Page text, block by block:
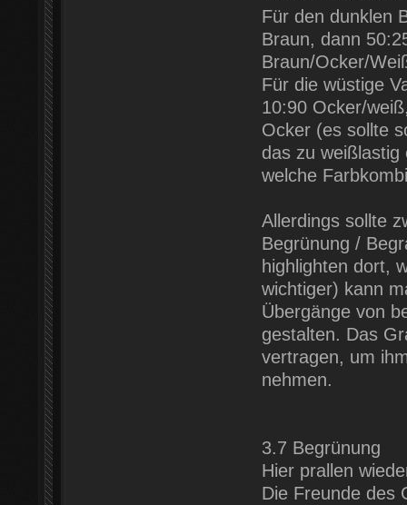
Für den dunklen
Braun, dann
Braun/Ocker/
Für die wüstige
10:90 Ocker/
Ocker (es sollte
das zu
welche
Allerdings sollte
Begrünung /
highlighten dort,
wichtiger) kann
Übergänge von
gestalten. Das
vertragen, um
nehmen.
3.7 Begrünung
Hier prallen
Die Freunde des